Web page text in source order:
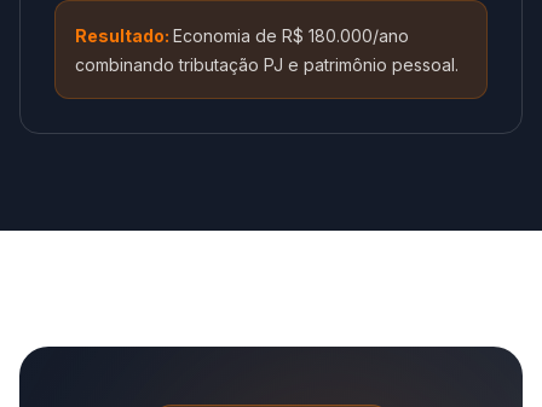
Resultado: Economia de R$ 180.000/ano
combinando tributação PJ e patrimônio pessoal.